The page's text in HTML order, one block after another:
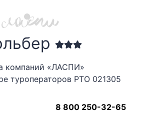
компаний «ЛАСПИ»
туроператоров РТО 021305
8 800 250-32-65